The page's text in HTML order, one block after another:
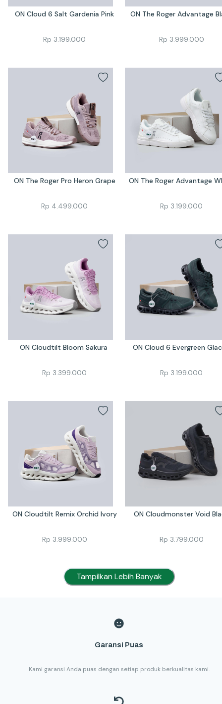
ON Cloud 6 Salt Gardenia Pink
Rp 3.199.000
ON The Roger Advantage
Rp 3.999.000
ON The Roger Pro Heron Grape
Rp 4.499.000
ON The Roger Advantage
Rp 3.199.000
ON Cloudtilt Bloom Sakura
Rp 3.399.000
ON Cloud 6 Evergreen
Rp 3.199.000
ON Cloudtilt Remix Orchid Ivory
Rp 3.999.000
ON Cloudmonster Void
Rp 3.799.000
Tampilkan Lebih Banyak
Garansi Puas
Kami garansi Anda puas dengan setiap produk berkualitas kami.